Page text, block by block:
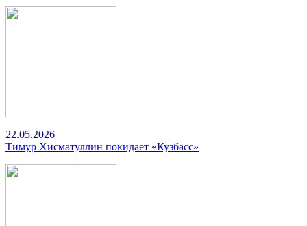
22.05.2026
Тимур Хисматуллин покидает «Кузбасс»